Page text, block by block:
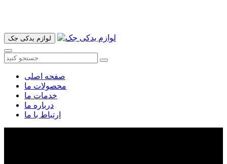
لوازم یدکی جک
صفحه اصلی
محصولات ما
خدمات ما
درباره ما
ارتباط با ما